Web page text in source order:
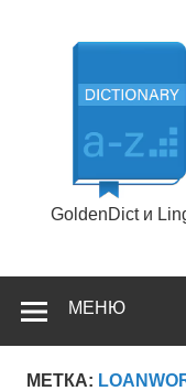
содержимому
GoldenDict и
МЕНЮ
МЕТКА: